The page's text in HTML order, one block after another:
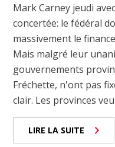
Mark Carney jeudi
concertée: le fédéral
massivement le
Mais malgré leur
gouvernements
Fréchette, n'ont pas
clair. Les provinces
LIRE LA SUITE